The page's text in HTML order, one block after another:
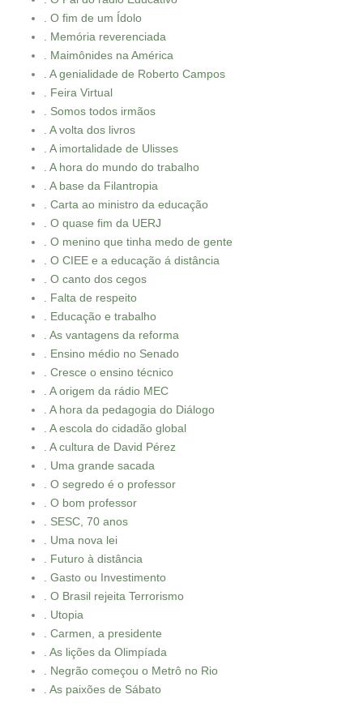
. O fim de um Ídolo
. Memória reverenciada
. Maimônides na América
. A genialidade de Roberto Campos
. Feira Virtual
. Somos todos irmãos
. A volta dos livros
. A imortalidade de Ulisses
. A hora do mundo do trabalho
. A base da Filantropia
. Carta ao ministro da educação
. O quase fim da UERJ
. O menino que tinha medo de gente
. O CIEE e a educação á distância
. O canto dos cegos
. Falta de respeito
. Educação e trabalho
. As vantagens da reforma
. Ensino médio no Senado
. Cresce o ensino técnico
. A origem da rádio MEC
. A hora da pedagogia do Diálogo
. A escola do cidadão global
. A cultura de David Pérez
. Uma grande sacada
. O segredo é o professor
. O bom professor
. SESC, 70 anos
. Uma nova lei
. Futuro à distância
. Gasto ou Investimento
. O Brasil rejeita Terrorismo
. Utopia
. Carmen, a presidente
. As lições da Olimpíada
. Negrão começou o Metrô no Rio
. As paixões de Sábato